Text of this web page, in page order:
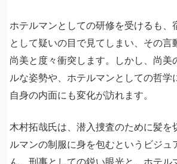
ホテルマンとしての研修を受けるも、
として疑いの目で見てしまい、その言
尚美と度々衝突します。しかし、尚美
ルな姿勢や、ホテルマンとしての哲学
自身の内面にも変化が訪れます。
木村拓哉氏は、潜入捜査のために髪を
ルマンの制服に身を包むというビジュ
ん、刑事としての鋭い眼光と、ホテル